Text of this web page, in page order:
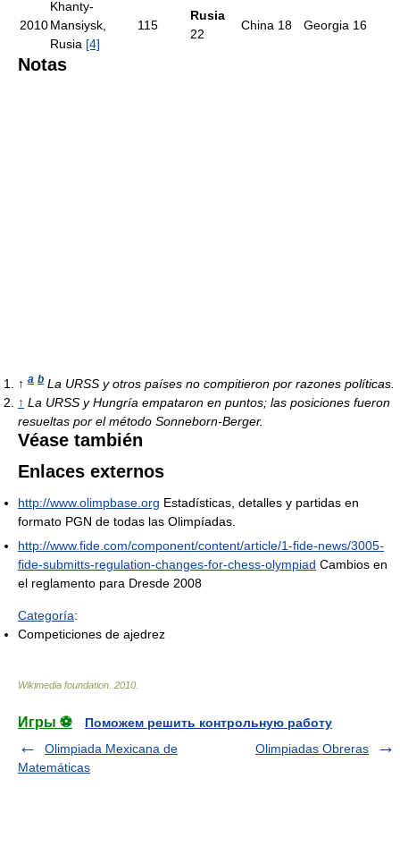
2010
Khanty-
Mansiysk,
Rusia [4]
115
Rusia
22
China 18 Georgia 16
Notas
↑ a b La URSS y otros países no compitieron por razones políticas.
↑ La URSS y Hungría empataron en puntos; las posiciones fueron
resueltas por el método Sonneborn-Berger.
Véase también
Enlaces externos
http://www.olimpbase.org Estadísticas, detalles y partidas en
formato PGN de todas las Olimpíadas.
http://www.fide.com/component/content/article/1-fide-news/3005-
fide-submitts-regulation-changes-for-chess-olympiad Cambios en
el reglamento para Dresde 2008
Categoría:
Competiciones de ajedrez
Wikimedia foundation 2010
Игры ⚽
Поможем решить контрольную работу
Olimpiada Mexicana de
Matemáticas
Olimpiadas Obreras